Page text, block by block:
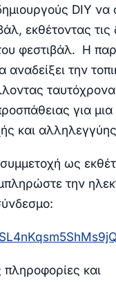
DIY
εκθέτοντας τις
φεστιβάλ. Η
την
για μια
και
ως
την
πληροφορίες και